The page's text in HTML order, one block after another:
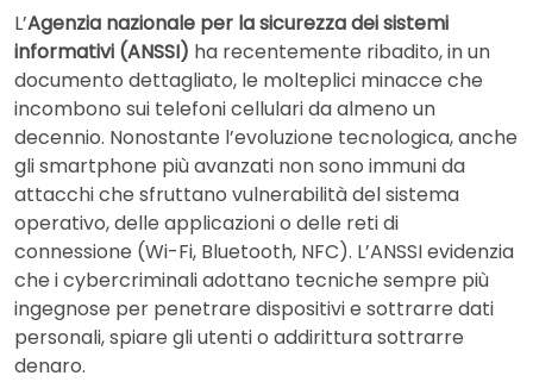
L’Agenzia nazionale per la sicurezza dei sistemi
informativi (ANSSI) ha recentemente ribadito, in un
documento dettagliato, le molteplici minacce che
incombono sui telefoni cellulari da almeno un
decennio. Nonostante l’evoluzione tecnologica, anche
gli smartphone più avanzati non sono immuni da
attacchi che sfruttano vulnerabilità del sistema
operativo, delle applicazioni o delle reti di
connessione (Wi-Fi, Bluetooth, NFC). L’ANSSI evidenzia
che i cybercriminali adottano tecniche sempre più
ingegnose per penetrare dispositivi e sottrarre dati
personali, spiare gli utenti o addirittura sottrarre
denaro.